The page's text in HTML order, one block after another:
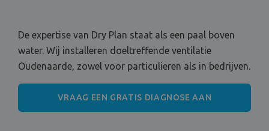
De expertise van Dry Plan staat als een paal boven
water. Wij installeren doeltreffende ventilatie
Oudenaarde, zowel voor particulieren als in bedrijven.
VRAAG EEN GRATIS DIAGNOSE AAN